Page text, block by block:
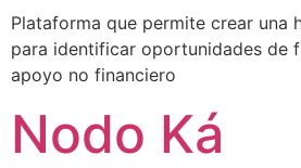
Plataforma que permite crear una
para identificar oportunidades de
apoyo no financiero
Nodo Ká